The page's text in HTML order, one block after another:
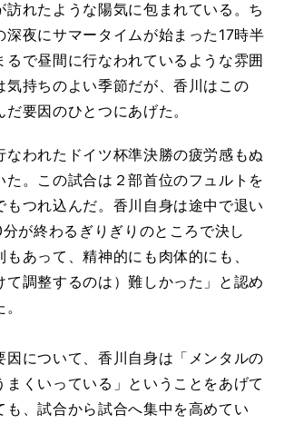
訪れたような陽気に包まれている。ち
深夜にサマータイムが始まった17時半
るで昼間に行なわれているような雰囲
気持ちのよい季節だが、香川はこの
だ要因のひとつにあげた。
われたドイツ杯準決勝の疲労感もぬ
た。この試合は２部首位のフュルトを
もつれ込んだ。香川自身は途中で退い
が終わるぎりぎりのところで決し
あって、精神的にも肉体的にも、
て調整するのは）難しかった」と認め
について、香川自身は「メンタルの
まくいっている」ということをあげて
も、試合から試合へ集中を高めてい